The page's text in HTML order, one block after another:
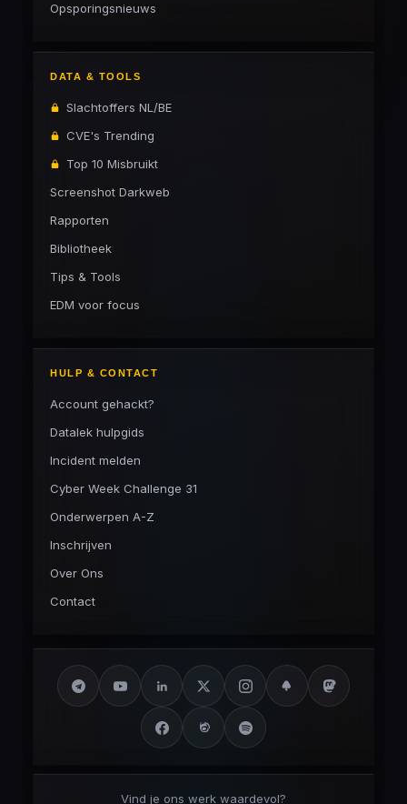
Opsporingsnieuws
DATA & TOOLS
Slachtoffers NL/BE
CVE's Trending
Top 10 Misbruikt
Screenshot Darkweb
Rapporten
Bibliotheek
Tips & Tools
EDM voor focus
HULP & CONTACT
Account gehackt?
Datalek hulpgids
Incident melden
Cyber Week Challenge 31
Onderwerpen A-Z
Inschrijven
Over Ons
Contact
Vind je ons werk waardevol?